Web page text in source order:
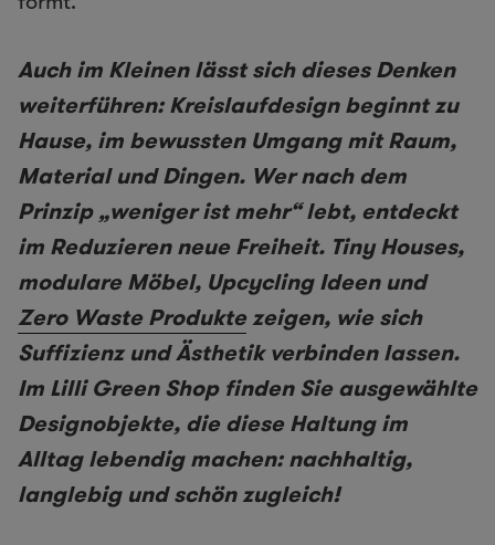
Auch im Kleinen lässt sich dieses Denken
weiterführen: Kreislaufdesign beginnt zu
Hause, im bewussten Umgang mit Raum,
Material und Dingen. Wer nach dem
Prinzip „weniger ist mehr“ lebt, entdeckt
im Reduzieren neue Freiheit. Tiny Houses,
modulare Möbel, Upcycling Ideen und
Zero Waste Produktezeigen, wie sich
Suffizienz und Ästhetik verbinden lassen.
Im Lilli Green Shop finden Sie ausgewählte
Designobjekte, die diese Haltung im
Alltag lebendig machen: nachhaltig,
langlebig und schön zugleich!